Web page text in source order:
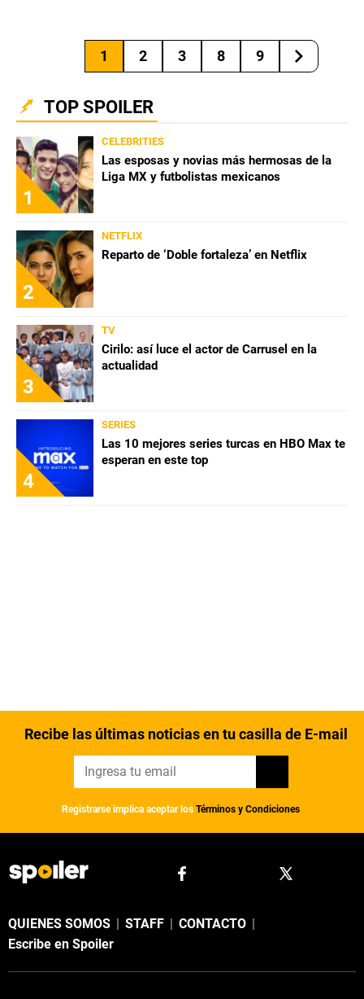
1 2 3 8 9
TOP SPOILER
1
CELEBRITIES
Las esposas y novias más hermosas de la
Liga MX y futbolistas mexicanos
2
NETFLIX
Reparto de ‘Doble fortaleza’ en Netflix
3
TV
Cirilo: así luce el actor de Carrusel en la
actualidad
4
SERIES
Las 10 mejores series turcas en HBO Max te
esperan en este top
Recibe las últimas noticias en tu casilla de E-mail
Registrarse implica aceptar los Términos y Condiciones
QUIENES SOMOS | STAFF | CONTACTO |
Escribe en Spoiler